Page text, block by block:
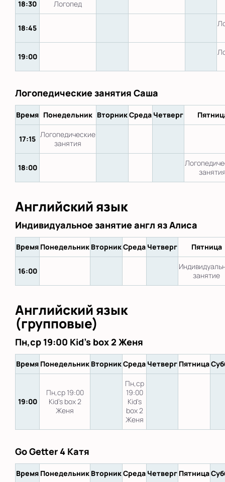
18:30 Логопед
18:45
19:00
Логопедические занятия Саша
Время Понедельник ВторникСреда Четверг
17:15 Логопедические
занятия
18:00
Английский язык
Индивидуальное занятие англ яз Алиса
Время Понедельник ВторникСреда Четверг Пятница
16:00
занятие
Английский язык
(групповые)
Пн,ср 19:00 Kid's box 2 Женя
Время Понедельник ВторникСреда Четверг Пятница
19:00
Пн,ср 19:00
Kid's box 2
Женя
Пн,ср
19:00
Kid's
box 2
Женя
Go Getter 4 Катя
Время Понедельник ВторникСреда Четверг Пятница